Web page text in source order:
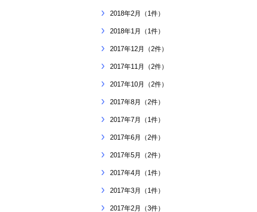
2018年2月（1件）
2018年1月（1件）
2017年12月（2件）
2017年11月（2件）
2017年10月（2件）
2017年8月（2件）
2017年7月（1件）
2017年6月（2件）
2017年5月（2件）
2017年4月（1件）
2017年3月（1件）
2017年2月（3件）